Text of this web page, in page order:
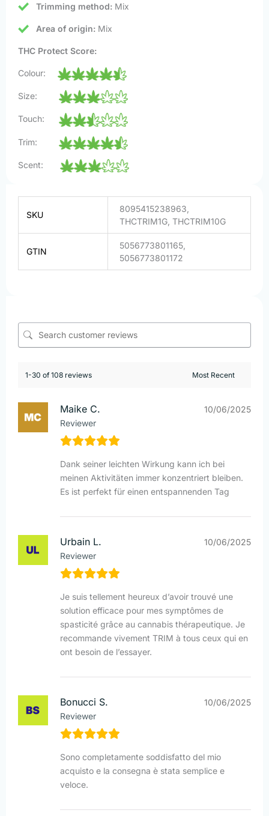
Trimming method: Mix
Area of origin: Mix
THC Protect Score:
Colour:
Size:
Touch:
Trim:
Scent:
SKU
8095415238963,
THCTRIM1G, THCTRIM10G
GTIN
5056773801165,
5056773801172
1-30 of 108 reviews
Maike C.
Reviewer
10/06/2025
Dank seiner leichten Wirkung kann ich bei
meinen Aktivitäten immer konzentriert bleiben.
Es ist perfekt für einen entspannenden Tag
Urbain L.
Reviewer
10/06/2025
Je suis tellement heureux d’avoir trouvé une
solution efficace pour mes symptômes de
spasticité grâce au cannabis thérapeutique. Je
recommande vivement TRIM à tous ceux qui en
ont besoin de l’essayer.
Bonucci S.
Reviewer
10/06/2025
Sono completamente soddisfatto del mio
acquisto e la consegna è stata semplice e
veloce.